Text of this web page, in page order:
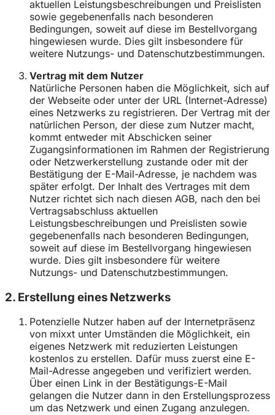
aktuellen Leistungsbeschreibungen und Preislisten
sowie gegebenenfalls nach besonderen
Bedingungen, soweit auf diese im Bestellvorgang
hingewiesen wurde. Dies gilt insbesondere für
weitere Nutzungs- und Datenschutzbestimmungen.
Vertrag mit dem Nutzer
Natürliche Personen haben die Möglichkeit, sich auf
der Webseite oder unter der URL (Internet-Adresse)
eines Netzwerks zu registrieren. Der Vertrag mit der
natürlichen Person, der diese zum Nutzer macht,
kommt entweder mit Abschicken seiner
Zugangsinformationen im Rahmen der Registrierung
oder Netzwerkerstellung zustande oder mit der
Bestätigung der E-Mail-Adresse, je nachdem was
später erfolgt. Der Inhalt des Vertrages mit dem
Nutzer richtet sich nach diesen AGB, nach den bei
Vertragsabschluss aktuellen
Leistungsbeschreibungen und Preislisten sowie
gegebenenfalls nach besonderen Bedingungen,
soweit auf diese im Bestellvorgang hingewiesen
wurde. Dies gilt insbesondere für weitere
Nutzungs- und Datenschutzbestimmungen.
2. Erstellung eines Netzwerks
Potenzielle Nutzer haben auf der Internetpräsenz
von mixxt unter Umständen die Möglichkeit, ein
eigenes Netzwerk mit reduzierten Leistungen
kostenlos zu erstellen. Dafür muss zuerst eine E-
Mail-Adresse angegeben und verifiziert werden.
Über einen Link in der Bestätigungs-E-Mail
gelangen die Nutzer dann in den Erstellungsprozess
um das Netzwerk und einen Zugang anzulegen.